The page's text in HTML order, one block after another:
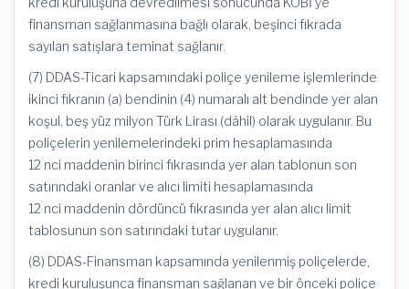
finansman sağlanmasına bağlı olarak, beşinci fıkrada
sayılan satışlara teminat sağlanır.
(7) DDAS-Ticari kapsamındaki poliçe yenileme işlemlerinde
ikinci fıkranın (a) bendinin (4) numaralı alt bendinde yer alan
koşul, beş yüz milyon Türk Lirası (dâhil) olarak uygulanır. Bu
poliçelerin yenilemelerindeki prim hesaplamasında
12 nci maddenin birinci fıkrasında yer alan tablonun son
satırındaki oranlar ve alıcı limiti hesaplamasında
12 nci maddenin dördüncü fıkrasında yer alan alıcı limit
tablosunun son satırındaki tutar uygulanır.
(8) DDAS-Finansman kapsamında yenilenmiş poliçelerde,
kredi kuruluşunca finansman sağlanan ve bir önceki poliçe